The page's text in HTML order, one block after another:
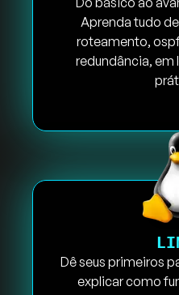
Aprenda tudo
roteamento,
redundância,
Dê seus primeiros
explicar como